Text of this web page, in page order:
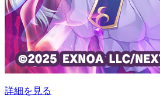
詳細を見る